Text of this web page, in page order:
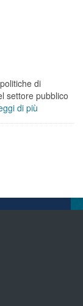
di
settore pubblico
di più